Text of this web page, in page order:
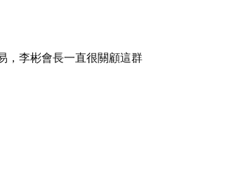
，李彬會長一直很關顧這群